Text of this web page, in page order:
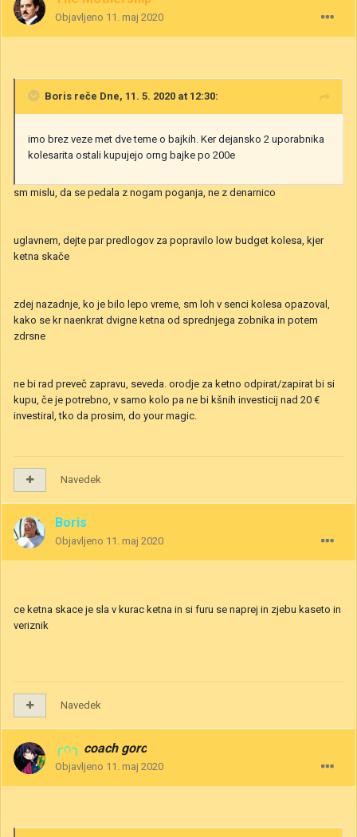
Objavljeno 11. maj 2020
Boris reče Dne, 11. 5. 2020 at 12:30:
imo brez veze met dve teme o bajkih. Ker dejansko 2 uporabnika
kolesarita ostali kupujejo orng bajke po 200e
sm mislu, da se pedala z nogam poganja, ne z denarnico
uglavnem, dejte par predlogov za popravilo low budget kolesa, kjer
ketna skače
zdej nazadnje, ko je bilo lepo vreme, sm loh v senci kolesa opazoval,
kako se kr naenkrat dvigne ketna od sprednjega zobnika in potem
zdrsne
ne bi rad preveč zapravu, seveda. orodje za ketno odpirat/zapirat bi si
kupu, če je potrebno, v samo kolo pa ne bi kšnih investicij nad 20 €
investiral, tko da prosim, do your magic.
Navedek
Boris
Objavljeno 11. maj 2020
ce ketna skace je sla v kurac ketna in si furu se naprej in zjebu kaseto in
veriznik
Navedek
╭∩╮ coach gorc
Objavljeno 11. maj 2020